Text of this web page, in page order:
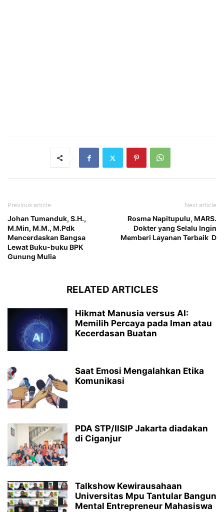
Previous article
Johan Tumanduk, S.H.,
M.Min, M.M., M.Pdk
Mencerdaskan Bangsa
Lewat Buku-buku BPK
Gunung Mulia
Next article
Rosma Napitupulu, MARS.
Dokter yang Selalu Ingin
Memberi Layanan Terbaik D
RELATED ARTICLES
Hikmat Manusia versus AI:
Memilih Percaya pada Iman atau
Kecerdasan Buatan
Saat Emosi Mengalahkan Etika
Komunikasi
PDA STP/IISIP Jakarta diadakan
di Ciganjur
Talkshow Kewirausahaan
Universitas Mpu Tantular Bangun
Mental Entrepreneur Mahasiswa